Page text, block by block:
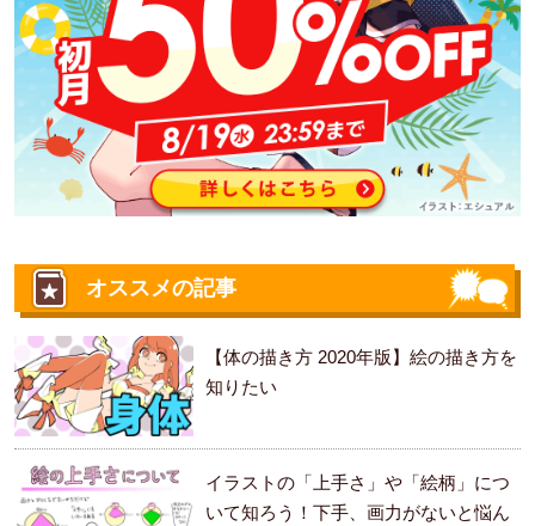
オススメの記事
【体の描き方 2020年版】絵の描き方を
知りたい
イラストの「上手さ」や「絵柄」につ
いて知ろう！下手、画力がないと悩ん